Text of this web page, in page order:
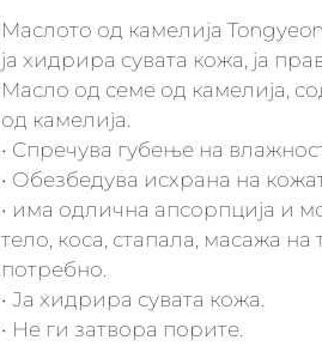
Маслото од камелија
ја хидрира сувата кожа, ја
Масло од семе од камелија,
од камелија.
• Спречува губење на
• Обезбедува исхрана на
• има одлична апсорпција и
тело, коса, стапала, масажа
потребно.
• Ја хидрира сувата кожа.
• Не ги затвора порите.